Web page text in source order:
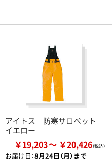
アイトス 防寒サロペット
イエロー
￥19,203 ￥20,426
お届け日：8月24日（月）まで